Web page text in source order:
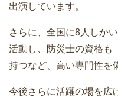
出演しています。
さらに、全国に8人しか
活動し、防災士の資格も
持つなど、高い専門性を
今後さらに活躍の場を広